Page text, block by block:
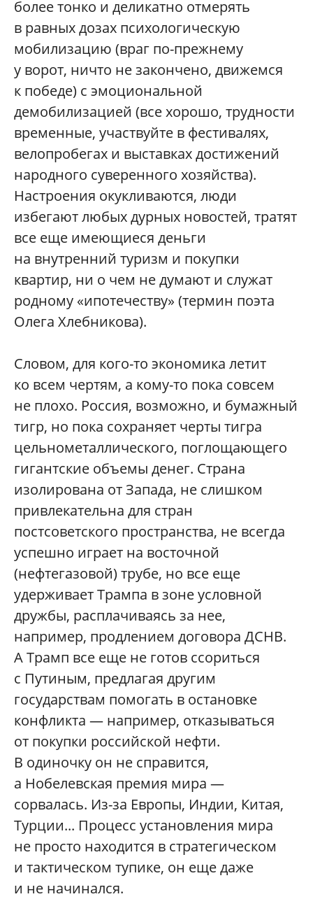
более тонко и деликатно отмерять
в равных дозах психологическую
мобилизацию (враг по-прежнему
у ворот, ничто не закончено, движемся
к победе) с эмоциональной
демобилизацией (все хорошо, трудности
временные, участвуйте в фестивалях,
велопробегах и выставках достижений
народного суверенного хозяйства).
Настроения окукливаются, люди
избегают любых дурных новостей, тратят
все еще имеющиеся деньги
на внутренний туризм и покупки
квартир, ни о чем не думают и служат
родному «ипотечеству» (термин поэта
Олега Хлебникова).
Словом, для кого-то экономика летит
ко всем чертям, а кому-то пока совсем
не плохо. Россия, возможно, и бумажный
тигр, но пока сохраняет черты тигра
цельнометаллического, поглощающего
гигантские объемы денег. Страна
изолирована от Запада, не слишком
привлекательна для стран
постсоветского пространства, не всегда
успешно играет на восточной
(нефтегазовой) трубе, но все еще
удерживает Трампа в зоне условной
дружбы, расплачиваясь за нее,
например, продлением договора ДСНВ.
А Трамп все еще не готов ссориться
с Путиным, предлагая другим
государствам помогать в остановке
конфликта — например, отказываться
от покупки российской нефти.
В одиночку он не справится,
а Нобелевская премия мира —
сорвалась. Из-за Европы, Индии, Китая,
Турции... Процесс установления мира
не просто находится в стратегическом
и тактическом тупике, он еще даже
и не начинался.